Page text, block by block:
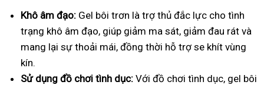
Khô âm đạo: Gel bôi trơn là trợ thủ đắc lực cho tình
trạng khô âm đạo, giúp giảm ma sát, giảm đau rát và
mang lại sự thoải mái, đồng thời hỗ trợ se khít vùng
kín.
Sử dụng đồ chơi tình dục: Với đồ chơi tình dục, gel bôi